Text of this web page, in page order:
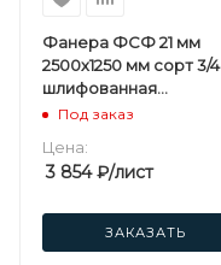
Фанера ФСФ 21 мм
2500х1250 мм сорт 3/4
шлифованная
березовая
Под заказ
Цена:
3 854₽/лист
ЗАКАЗАТЬ